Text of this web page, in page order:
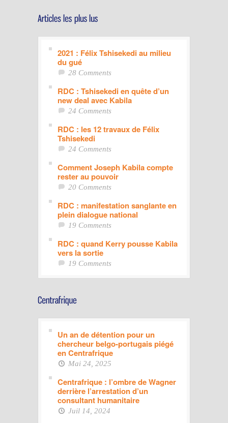
2021 : Félix Tshisekedi au milieu
du gué
28 Comments
RDC : Tshisekedi en quête d’un
new deal avec Kabila
24 Comments
RDC : les 12 travaux de Félix
Tshisekedi
24 Comments
Comment Joseph Kabila compte
rester au pouvoir
20 Comments
RDC : manifestation sanglante en
plein dialogue national
19 Comments
RDC : quand Kerry pousse Kabila
vers la sortie
19 Comments
Un an de détention pour un
chercheur belgo-portugais piégé
en Centrafrique
Mai 24, 2025
Centrafrique : l’ombre de Wagner
derrière l’arrestation d’un
consultant humanitaire
Juil 14, 2024